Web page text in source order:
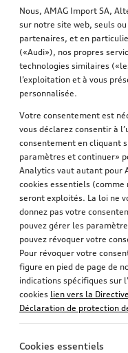
Nous, AMAG Import SA,
sur notre site web, seuls
partenaires, et en
(«Audi»), nos propres
technologies similaires
l’exploitation et à vous
personnalisée.
Votre consentement est
vous déclarez consentir à
consentement en cliquant
paramètres et continuer»
Analytics vaut autant pour
cookies essentiels
seront exploités. La loi ne
donnez pas votre
pouvez gérer les
pouvez révoquer votre
Pour révoquer votre
figure en pied de page de
indications spécifiques sur
cookies lien vers la
Déclaration de protection
Cookies essentiels